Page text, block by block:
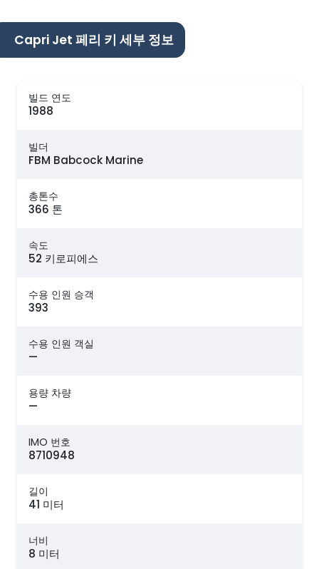
Capri Jet 페리 키 세부 정보
빌드 연도
1988
빌더
FBM Babcock Marine
총톤수
366 톤
속도
52 키로피에스
수용 인원 승객
393
수용 인원 객실
—
용량 차량
—
IMO 번호
8710948
길이
41 미터
너비
8 미터